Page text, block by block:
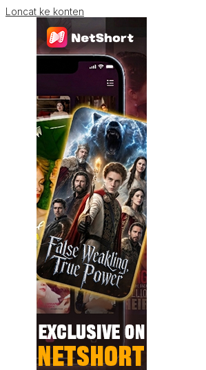
Loncat ke konten